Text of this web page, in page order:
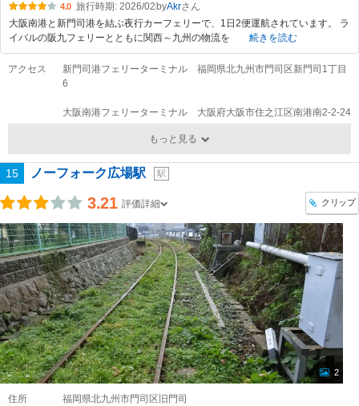
4.0 旅行時期: 2026/02 byAkr
大阪南港と新門司港を結ぶ夜行カーフェリーで、1日2便運航されています。 ラ
イバルの阪九フェリーとともに関西～九州の物流を
続きを読む
アクセス
新門司港フェリーターミナル 福岡県北九州市門司区新門司1丁目
6
大阪南港フェリーターミナル 大阪府大阪市住之江区南港南2-2-24
もっと見る
15 ノーフォーク広場駅 駅
3.21 評価詳細 クリップ
2
住所 福岡県北九州市門司区旧門司